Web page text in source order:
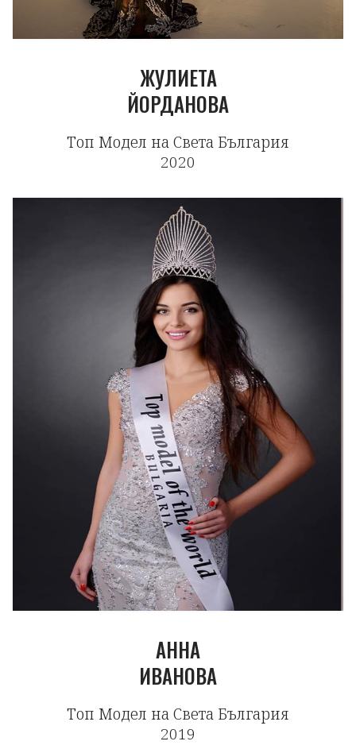
ЖУЛИЕТА
ЙОРДАНОВА
Топ Модел на Света България
2020
АННА
ИВАНОВА
Топ Модел на Света България
2019